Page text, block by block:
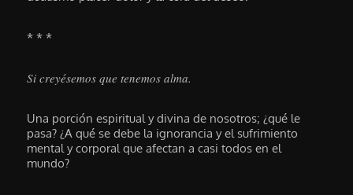
* * *
Si creyésemos que tenemos alma.
Una porción espiritual y divina de nosotros; ¿qué le
pasa? ¿A qué se debe la ignorancia y el sufrimiento
mental y corporal que afectan a casi todos en el
mundo?